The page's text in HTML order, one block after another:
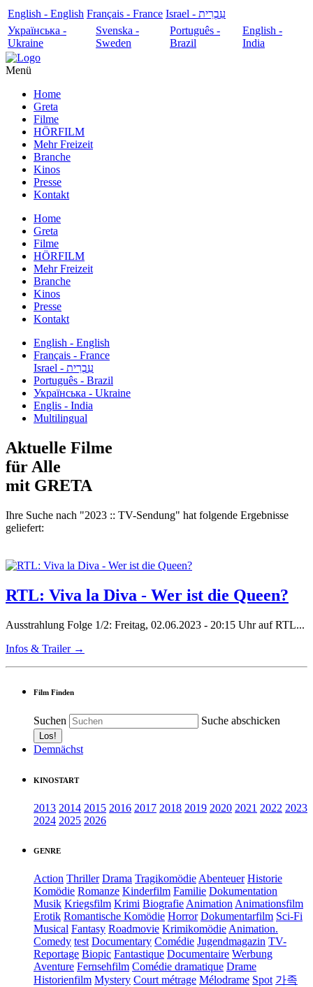
English - English Français - France
עִבְרִית - Israel
Українська -
Ukraine
Svenska -
Sweden
Português -
Brazil
English -
India
Menü
Home
Greta
Filme
HÖRFILM
Mehr Freizeit
Branche
Kinos
Presse
Kontakt
Home
Greta
Filme
HÖRFILM
Mehr Freizeit
Branche
Kinos
Presse
Kontakt
English - English
Français - France
עִבְרִית - Israel
Português - Brazil
Українська - Ukraine
Englis - India
Multilingual
Aktuelle Filme
für Alle
mit GRETA
Ihre Suche nach "2023 :: TV-Sendung" hat folgende Ergebnisse
geliefert:
RTL: Viva la Diva - Wer ist die Queen?
Ausstrahlung Folge 1/2: Freitag, 02.06.2023 - 20:15 Uhr auf RTL...
Infos & Trailer →
Film Finden
Suchen Suche abschicken
Demnächst
KINOSTART
2013 2014 2015 2016 2017 2018 2019 2020 2021 2022 2023
2024 2025 2026
GENRE
Action Thriller Drama TragikomödieAbenteuer Historie
Komödie Romanze Kinderfilm Familie Dokumentation
Musik Kriegsfilm Krimi BiografieAnimationAnimationsfilm
Erotik Romantische Komödie Horror Dokumentarfilm Sci-Fi
Musical Fantasy Roadmovie KrimikomödieAnimation.
Comedy test Documentary Comédie Jugendmagazin TV-
Reportage Biopic Fantastique Documentaire Werbung
Aventure Fernsehfilm Comédie dramatique Drame
Historienfilm Mystery Court métrage Mélodrame Spot 가족